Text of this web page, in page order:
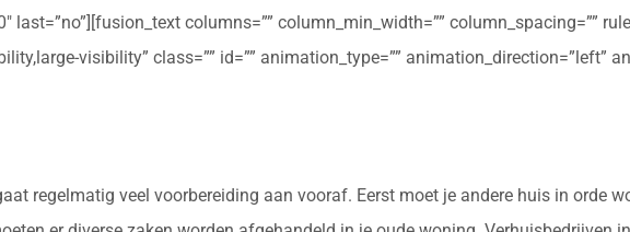
last=”no”][fusion_text columns=”” column_min_width=”” column_spacing=””
visibility” class=”” id=”” animation_type=”” animation_direction=”left”
regelmatig veel voorbereiding aan vooraf. Eerst moet je andere huis in orde